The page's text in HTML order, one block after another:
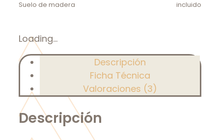
Suelo de madera incluido
Loading...
Descripción
Ficha Técnica
Valoraciones (3)
Descripción